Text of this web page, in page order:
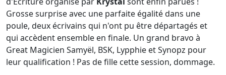
Grosse surprise avec une parfaite égalité dans une
poule, deux écrivains qui n'ont pu être départagés et
qui accèdent ensemble en finale. Un grand bravo à
Great Magicien Samyël, BSK, Lypphie et Synopz pour
leur qualification ! Pas de fille cette session, dommage.